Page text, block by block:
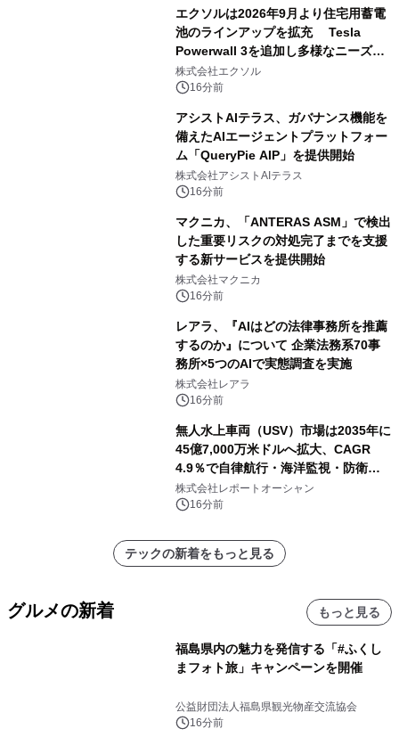
エクソルは2026年9月より住宅用蓄電
池のラインアップを拡充 Tesla
Powerwall 3を追加し多様なニーズに
応える提案体制を強化
株式会社エクソル
16分前
アシストAIテラス、ガバナンス機能を
備えたAIエージェントプラットフォー
ム「QueryPie AIP」を提供開始
株式会社アシストAIテラス
16分前
マクニカ、「ANTERAS ASM」で検出
した重要リスクの対処完了までを支援
する新サービスを提供開始
株式会社マクニカ
16分前
レアラ、『AIはどの法律事務所を推薦
するのか』について 企業法務系70事
務所×5つのAIで実態調査を実施
株式会社レアラ
16分前
無人水上車両（USV）市場は2035年に
45億7,000万米ドルへ拡大、CAGR
4.9％で自律航行・海洋監視・防衛用
途の導入が加速
株式会社レポートオーシャン
16分前
テックの新着をもっと見る
グルメの新着 もっと見る
福島県内の魅力を発信する「#ふくし
まフォト旅」キャンペーンを開催
公益財団法人福島県観光物産交流協会
16分前